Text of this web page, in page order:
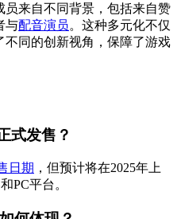
来自不同背景，包括来自赞
与配音演员。这种多元化不仅
同的创新视角，保障了游戏
式发售？
日期 ，但预计将在2025年上
PC平台。